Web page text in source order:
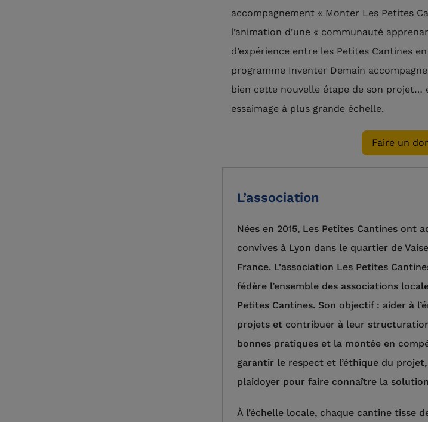
accompagnement « Monter Les Petites
l’animation d’une « communauté
d’expérience entre les Petites Cantines
programme Inventer Demain
bien cette nouvelle étape de son projet…
essaimage à plus grande échelle.
Faire un
L’association
Nées en 2015, Les Petites Cantines ont
convives à Lyon dans le quartier de
France. L’association Les Petites
fédère l’ensemble des associations
Petites Cantines. Son objectif : aider à
projets et contribuer à leur
bonnes pratiques et la montée en
garantir le respect et l’éthique du
plaidoyer pour faire connaître la
À l’échelle locale, chaque cantine tisse